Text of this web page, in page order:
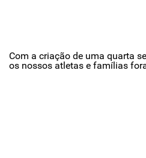
Com a criação de uma quarta
os nossos atletas e famílias